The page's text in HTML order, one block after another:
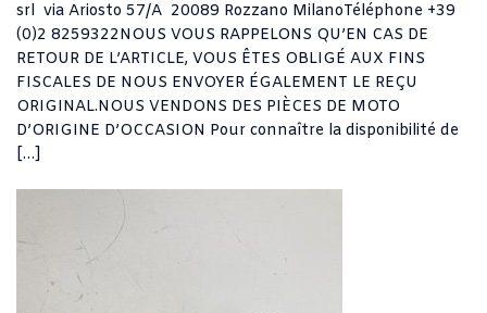
srl via Ariosto 57/A 20089 Rozzano MilanoTéléphone +39
(0)2 8259322NOUS VOUS RAPPELONS QU’EN CAS DE
RETOUR DE L’ARTICLE, VOUS ÊTES OBLIGÉ AUX FINS
FISCALES DE NOUS ENVOYER ÉGALEMENT LE REÇU
ORIGINAL.NOUS VENDONS DES PIÈCES DE MOTO
D’ORIGINE D’OCCASION Pour connaître la disponibilité de
[…]